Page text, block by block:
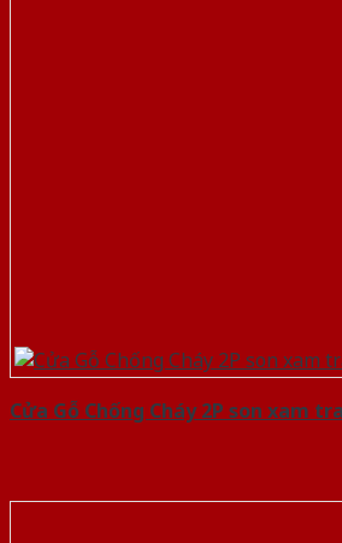
Cửa Gỗ Chống Cháy 2P son xam